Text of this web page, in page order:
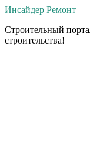
Инсайдер Ремонт
Строительный
строительства!